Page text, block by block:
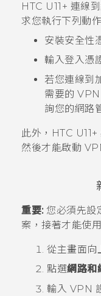
登入
HTC U11‍+ 連線
求您執行下列動作
安裝安全性
輸入登入憑
若您連線到
需要的
詢您的網路
此外， HTC U11‍+
然後才能啟動
重要:您必須先設
案，接著才能使
從主畫面向
點選網路和
輸入 VPN